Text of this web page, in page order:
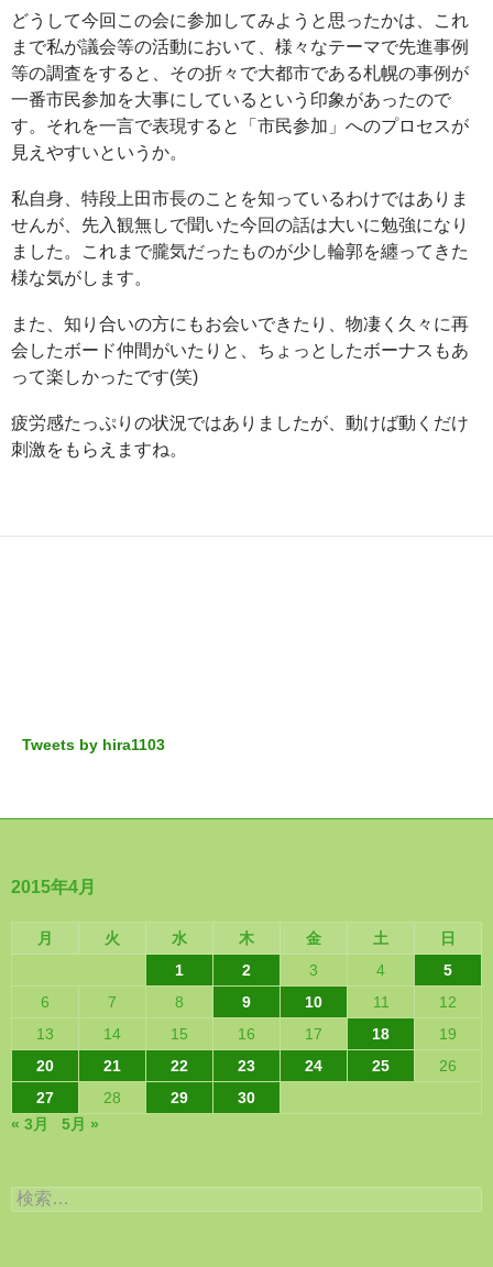
どうして今回この会に参加してみようと思ったかは、これ
まで私が議会等の活動において、様々なテーマで先進事例
等の調査をすると、その折々で大都市である札幌の事例が
一番市民参加を大事にしているという印象があったので
す。それを一言で表現すると「市民参加」へのプロセスが
見えやすいというか。
私自身、特段上田市長のことを知っているわけではありま
せんが、先入観無しで聞いた今回の話は大いに勉強になり
ました。これまで朧気だったものが少し輪郭を纏ってきた
様な気がします。
また、知り合いの方にもお会いできたり、物凄く久々に再
会したボード仲間がいたりと、ちょっとしたボーナスもあ
って楽しかったです(笑)
疲労感たっぷりの状況ではありましたが、動けば動くだけ
刺激をもらえますね。
Tweets by hira1103
2015年4月
月 火 水 木 金 土
日
1
2 3 4
5
6
7 8 9 10 11
12
13
14 15 16 17 18
19
20
21 22 23 24 25
26
27
28 29
30
« 3月
5月 »
検
索: